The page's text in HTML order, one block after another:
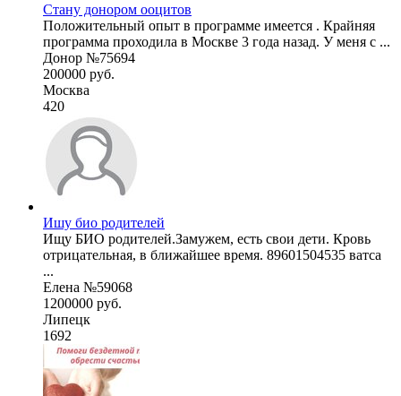
Стану донором ооцитов
Положительный опыт в программе имеется . Крайняя
программа проходила в Москве 3 года назад. У меня с ...
Донор №75694
200000 руб.
Москва
420
Ишу био родителей
Ищу БИО родителей.Замужем, есть свои дети. Кровь
отрицательная, в ближайшее время. 89601504535 ватса
...
Елена №59068
1200000 руб.
Липецк
1692